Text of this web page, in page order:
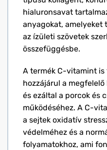
hialuronsavat
anyagokat, amelyeket
az ízületi szövetek
összefüggésbe.
A termék C-vitamint is
hozzájárul a
és ezáltal a porcok és
működéséhez. A C-
a sejtek oxidatív
védelméhez és a
folyamatokhoz, ami